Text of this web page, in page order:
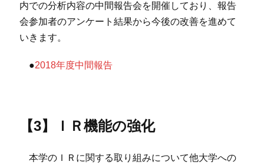
内での分析内容の中間報告会を開催しており、報告
会参加者のアンケート結果から今後の改善を進めて
いきます。
●2018年度中間報告
【3】ＩＲ機能の強化
本学のＩＲに関する取り組みについて他大学への